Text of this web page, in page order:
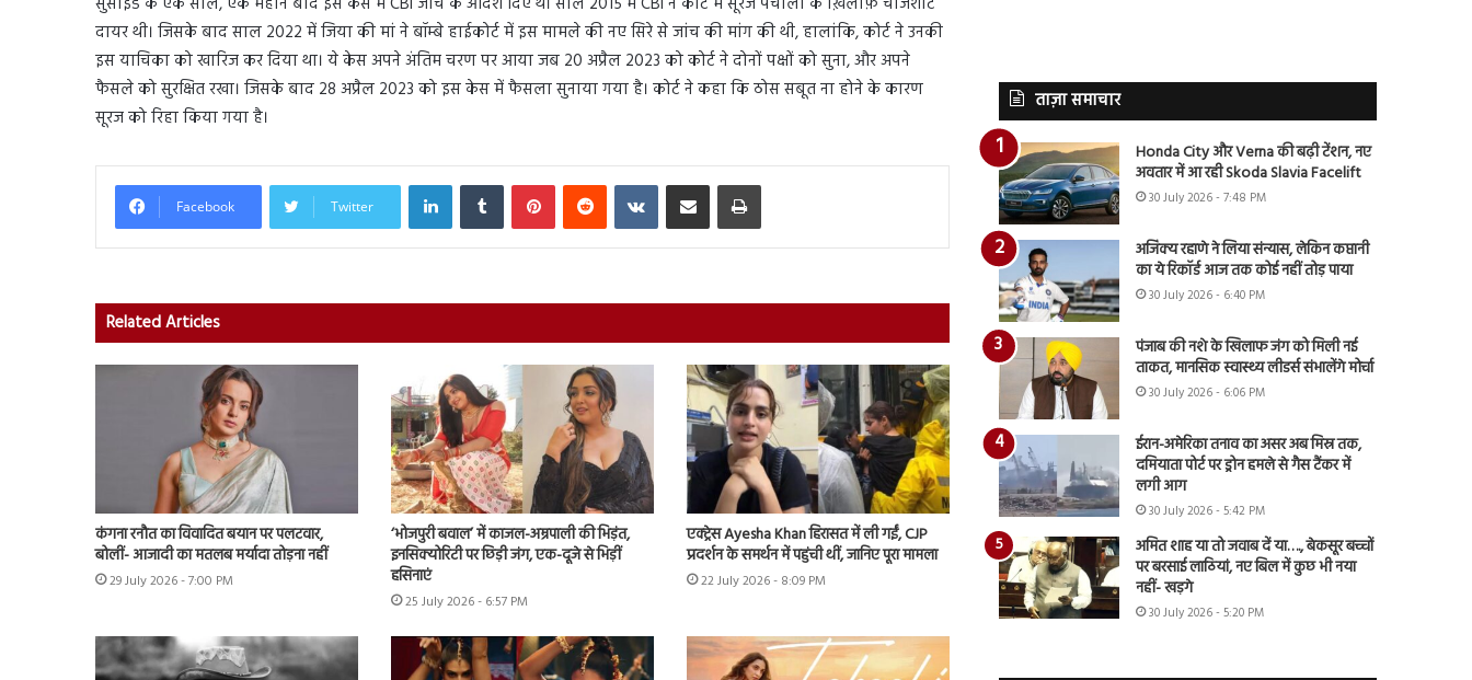
दायर थी। जिसके बाद साल 2022 में जिया की मां ने बॉम्बे हाईकोर्ट में इस मामले की नए सिरे से जांच की मांग की थी, हालांकि, कोर्ट ने उनकी
इस याचिका को खारिज कर दिया था। ये केस अपने अंतिम चरण पर आया जब 20 अप्रैल 2023 को कोर्ट ने दोनों पक्षों को सुना, और अपने
फैसले को सुरक्षित रखा। जिसके बाद 28 अप्रैल 2023 को इस केस में फैसला सुनाया गया है। कोर्ट ने कहा कि ठोस सबूत ना होने के कारण
सूरज को रिहा किया गया है।
Facebook Twitter
LinkedInTumblr PinterestReddit VKontakteShare via Email Print
Related Articles
कंगना रनौत का विवादित बयान पर पलटवार,
बोलीं- आजादी का मतलब मर्यादा तोड़ना नहीं
29 July 2026 - 7:00 PM
‘भोजपुरी बवाल’ में काजल-अम्रपाली की भिड़ंत,
इनसिक्योरिटी पर छिड़ी जंग, एक-दूजे से भिड़ीं
हसिनाएं
25 July 2026 - 6:57 PM
एक्ट्रेस Ayesha Khan हिरासत में ली गईं, CJP
प्रदर्शन के समर्थन में पहुंची थीं, जानिए पूरा मामला
22 July 2026 - 8:09 PM
ताज़ा समाचार
Honda City और Verna की बढ़ी टेंशन, नए
अवतार में आ रही Skoda Slavia Facelift
30 July 2026 - 7:48 PM
अजिंक्य रहाणे ने लिया संन्यास, लेकिन कप्तानी
का ये रिकॉर्ड आज तक कोई नहीं तोड़ पाया
30 July 2026 - 6:40 PM
पंजाब की नशे के खिलाफ जंग को मिली नई
ताकत, मानसिक स्वास्थ्य लीडर्स संभालेंगे मोर्चा
30 July 2026 - 6:06 PM
ईरान-अमेरिका तनाव का असर अब मिस्र तक,
दमियाता पोर्ट पर ड्रोन हमले से गैस टैंकर में
लगी आग
30 July 2026 - 5:42 PM
अमित शाह या तो जवाब दें या…., बेकसूर बच्चों
पर बरसाई लाठियां, नए बिल में कुछ भी नया
नहीं- खड़गे
30 July 2026 - 5:20 PM